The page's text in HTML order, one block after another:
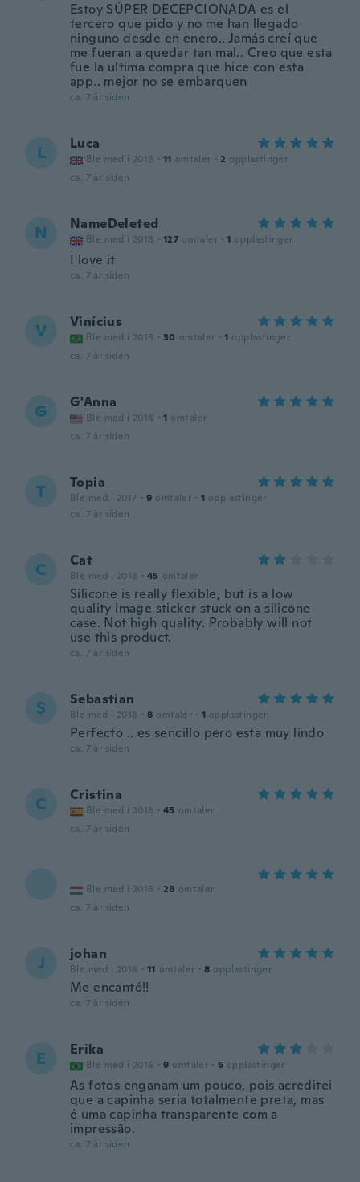
Estoy SÚPER DECEPCIONADA es el
tercero que pido y no me han llegado
ninguno desde en enero.. Jamás creí que
me fueran a quedar tan mal.. Creo que esta
fue la ultima compra que hice con esta
app.. mejor no se embarquen
ca. 7 år siden
L Luca
Ble med i 2018 · 11 omtaler · 2 opplastinger
ca. 7 år siden
N NameDeleted
Ble med i 2018 · 127 omtaler · 1 opplastinger
I love it
ca. 7 år siden
V Vinícius
Ble med i 2019 · 30 omtaler · 1 opplastinger
ca. 7 år siden
G G'Anna
Ble med i 2018 · 1 omtaler
ca. 7 år siden
T Topia
Ble med i 2017 · 9 omtaler · 1 opplastinger
ca. 7 år siden
C Cat
Ble med i 2018 · 45 omtaler
Silicone is really flexible, but is a low
quality image sticker stuck on a silicone
case. Not high quality. Probably will not
use this product.
ca. 7 år siden
S Sebastian
Ble med i 2018 · 8 omtaler · 1 opplastinger
Perfecto .. es sencillo pero esta muy lindo
ca. 7 år siden
C Cristina
Ble med i 2018 · 45 omtaler
ca. 7 år siden
Ble med i 2016 · 28 omtaler
ca. 7 år siden
J johan
Ble med i 2016 · 11 omtaler · 8 opplastinger
Me encantó!!
ca. 7 år siden
E Erika
Ble med i 2016 · 9 omtaler · 6 opplastinger
As fotos enganam um pouco, pois acreditei
que a capinha seria totalmente preta, mas
é uma capinha transparente com a
impressão.
ca. 7 år siden